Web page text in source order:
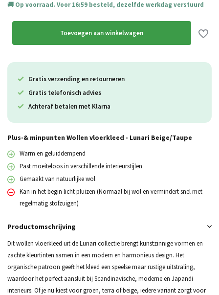
Op voorraad. Voor 16:59 besteld, dezelfde werkdag verstuurd
Toevoegen aan winkelwagen
Gratis verzending en retourneren
Gratis telefonisch advies
Achteraf betalen met Klarna
Plus-& minpunten Wollen vloerkleed - Lunari Beige/Taupe
Warm en geluiddempend
Past moeiteloos in verschillende interieurstijlen
Gemaakt van natuurlijke wol
Kan in het begin licht pluizen (Normaal bij wol en vermindert snel met
regelmatig stofzuigen)
Productomschrijving
Dit wollen vloerkleed uit de Lunari collectie brengt kunstzinnige vormen en
zachte kleurtinten samen in een modern en harmonieus design. Het
organische patroon geeft het kleed een speelse maar rustige uitstraling,
waardoor het perfect aansluit bij Scandinavische, moderne en Japandi
interieurs. Of je nu kiest voor groen, terra of beige, iedere variant zorgt voor